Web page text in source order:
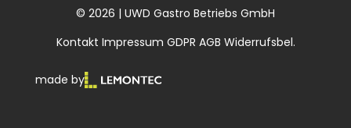
© 2026 | UWD Gastro Betriebs GmbH
Kontakt Impressum GDPR AGB Widerrufsbel.
made by